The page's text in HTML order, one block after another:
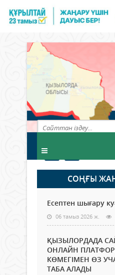
СОҢҒЫ
Есептен шығару
06 тамыз 2026 ж.
ҚЫЗЫЛОРДАДА
ОНЛАЙН
КӨМЕГІМЕН ӨЗ
ТАБА АЛАДЫ